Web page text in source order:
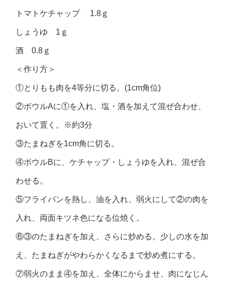
トマトケチャップ 1.8ｇ
しょうゆ 1ｇ
酒 0.8ｇ
＜作り方＞
①とりもも肉を4等分に切る。(1cm角位)
②ボウルAに①を入れ、塩・酒を加えて混ぜ合わせ、
おいて置く。※約3分
③たまねぎを1cm角に切る。
④ボウルBに、ケチャップ・しょうゆを入れ、混ぜ合
わせる。
⑤フライパンを熱し、油を入れ、弱火にして②の肉を
入れ、両面キツネ色になる位焼く。
⑥③のたまねぎを加え、さらに炒める。少しの水を加
え、たまねぎがやわらかくなるまで炒め煮にする。
⑦弱火のまま④を加え、全体にからませ、肉になじん